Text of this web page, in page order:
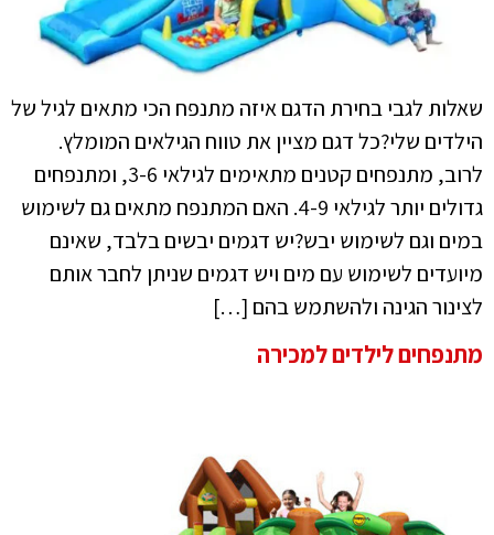
שאלות לגבי בחירת הדגם איזה מתנפח הכי מתאים לגיל של
הילדים שלי?כל דגם מציין את טווח הגילאים המומלץ.
לרוב, מתנפחים קטנים מתאימים לגילאי 3-6, ומתנפחים
גדולים יותר לגילאי 4-9. האם המתנפח מתאים גם לשימוש
במים וגם לשימוש יבש?יש דגמים יבשים בלבד, שאינם
מיועדים לשימוש עם מים ויש דגמים שניתן לחבר אותם
לצינור הגינה ולהשתמש בהם […]
מתנפחים לילדים למכירה